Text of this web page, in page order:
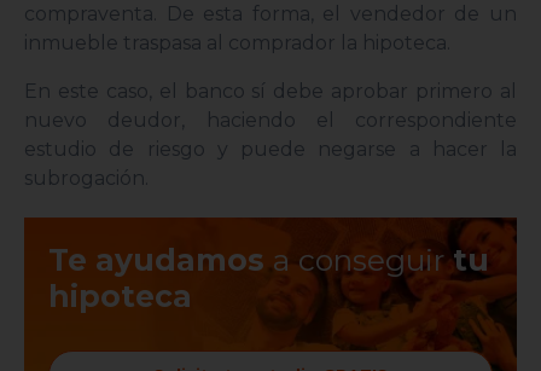
compraventa. De esta forma, el vendedor de un
inmueble traspasa al comprador la hipoteca.
En este caso, el banco sí debe aprobar primero al
nuevo deudor, haciendo el correspondiente
estudio de riesgo y puede negarse a hacer la
subrogación.
Te ayudamos a conseguirtu
hipoteca